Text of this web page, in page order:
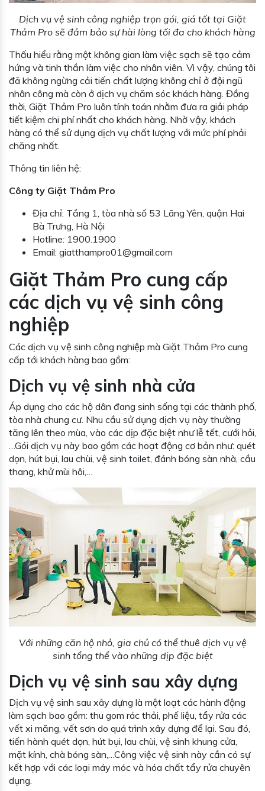
Dịch vụ vệ sinh công nghiệp trọn gói, giá tốt tại Giặt
Thảm Pro sẽ đảm bảo sự hài lòng tối đa cho khách hàng
Thấu hiểu rằng một không gian làm việc sạch sẽ tạo cảm
hứng và tinh thần làm việc cho nhân viên. Vì vậy, chúng tôi
đã không ngừng cải tiến chất lượng không chỉ ở đội ngũ
nhân công mà còn ở dịch vụ chăm sóc khách hàng. Đồng
thời, Giặt Thảm Pro luôn tính toán nhằm đưa ra giải pháp
tiết kiệm chi phí nhất cho khách hàng. Nhờ vậy, khách
hàng có thể sử dụng dịch vụ chất lượng với mức phí phải
chăng nhất.
Thông tin liên hệ:
Công ty Giặt Thảm Pro
Địa chỉ: Tầng 1, tòa nhà số 53 Lãng Yên, quận Hai
Bà Trưng, Hà Nội
Hotline: 1900.1900
Email: giatthampro01@gmail.com
Giặt Thảm Pro cung cấp
các dịch vụ vệ sinh công
nghiệp
Các dịch vụ vệ sinh công nghiệp mà Giặt Thảm Pro cung
cấp tới khách hàng bao gồm:
Dịch vụ vệ sinh nhà cửa
Áp dụng cho các hộ dân đang sinh sống tại các thành phố,
tòa nhà chung cư. Nhu cầu sử dụng dịch vụ này thường
tăng lên theo mùa, vào các dịp đặc biệt như lễ tết, cưới hỏi,
…Gói dịch vụ này bao gồm các hoạt động cơ bản như: quét
dọn, hút bụi, lau chùi, vệ sinh toilet, đánh bóng sàn nhà, cầu
thang, khử mùi hôi,…
Với những căn hộ nhỏ, gia chủ có thể thuê dịch vụ vệ
sinh tổng thể vào những dịp đặc biệt
Dịch vụ vệ sinh sau xây dựng
Dịch vụ vệ sinh sau xây dựng là một loạt các hành động
làm sạch bao gồm: thu gom rác thải, phế liệu, tẩy rửa các
vết xi măng, vết sơn do quá trình xây dựng để lại. Sau đó,
tiến hành quét dọn, hút bụi, lau chùi, vệ sinh khung cửa,
mặt kính, chà bóng sàn,…Công việc vệ sinh này cần có sự
kết hợp với các loại máy móc và hóa chất tẩy rửa chuyên
dụng.